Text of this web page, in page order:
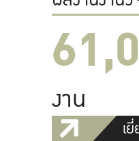
งาน
เ